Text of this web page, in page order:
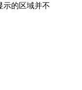
示的区域并不